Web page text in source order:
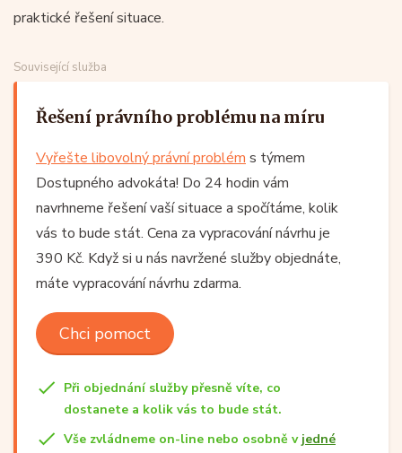
praktické řešení situace.
Související služba
Řešení právního problému na míru
Vyřešte libovolný právní problém s týmem
Dostupného advokáta! Do 24 hodin vám
navrhneme řešení vaší situace a spočítáme, kolik
vás to bude stát. Cena za vypracování návrhu je
390 Kč. Když si u nás navržené služby objednáte,
máte vypracování návrhu zdarma.
Chci pomoct
Při objednání služby přesně víte, co
dostanete a kolik vás to bude stát.
Vše zvládneme on-line nebo osobně v jedné